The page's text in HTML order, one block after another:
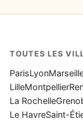
TOUTES LES
ParisLyon
LilleMontpellier
La Rochelle
Le HavreSaint-